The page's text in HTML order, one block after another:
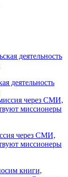
деятельность
через СМИ,
миссионеры